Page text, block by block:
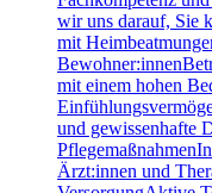
wir uns darauf, Sie
mit
mit einem hohen
und gewissenhafte
Ärzt:innen und